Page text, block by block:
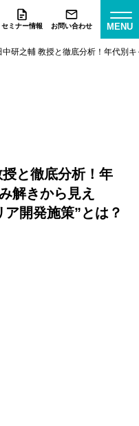
セミナー情報 お問い合わせ MENU
研之輔 教授と徹底分析！年代別
と徹底分析！年
解きから見え
開発施策”とは？